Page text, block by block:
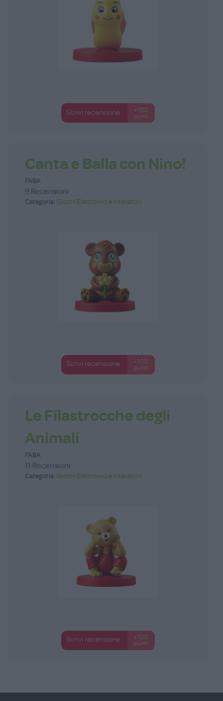
Scrivi recensione
+100
punti
Canta e Balla con Nino!
FABA
9 Recensioni
Categoria: Giochi Elettronici e Interattivi
Scrivi recensione
+100
punti
Le Filastrocche degli
Animali
FABA
11 Recensioni
Categoria: Giochi Elettronici e Interattivi
Scrivi recensione
+100
punti